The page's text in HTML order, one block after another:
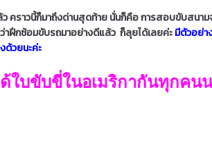
คราวนี้ก็มาถึงด่านสุดท้าย นั่นก็คือ การสอบขับสนา
าฝึกซ้อมขับรถมาอย่างดีแล้ว ก็ลุยได้เลยค่ะมีตัวอย่า
ด้วยนะค่ะ
ใบขับขี่ในอเมริกากันทุกคน